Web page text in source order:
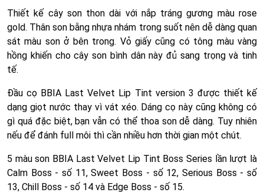
Thiết kế cây son thon dài với nắp tráng gương màu rose
gold. Thân son bằng nhựa nhám trong suốt nên dễ dàng quan
sát màu son ở bên trong. Vỏ giấy cũng có tông màu vàng
hồng khiến cho cây son bình dân này đủ sang trọng và tinh
tế.
Đầu cọ BBIA Last Velvet Lip Tint version 3 được thiết kế
dạng giọt nước thay vì vát xéo. Dáng cọ này cũng không có
gì quá đặc biệt, bạn vẫn có thể thoa son dễ dàng. Tuy nhiên
nếu để đánh full môi thì cần nhiều hơn thời gian một chút.
5 màu son BBIA Last Velvet Lip Tint Boss Series lần lượt là
Calm Boss - số 11, Sweet Boss - số 12, Serious Boss - số
13, Chill Boss - số 14 và Edge Boss - số 15.